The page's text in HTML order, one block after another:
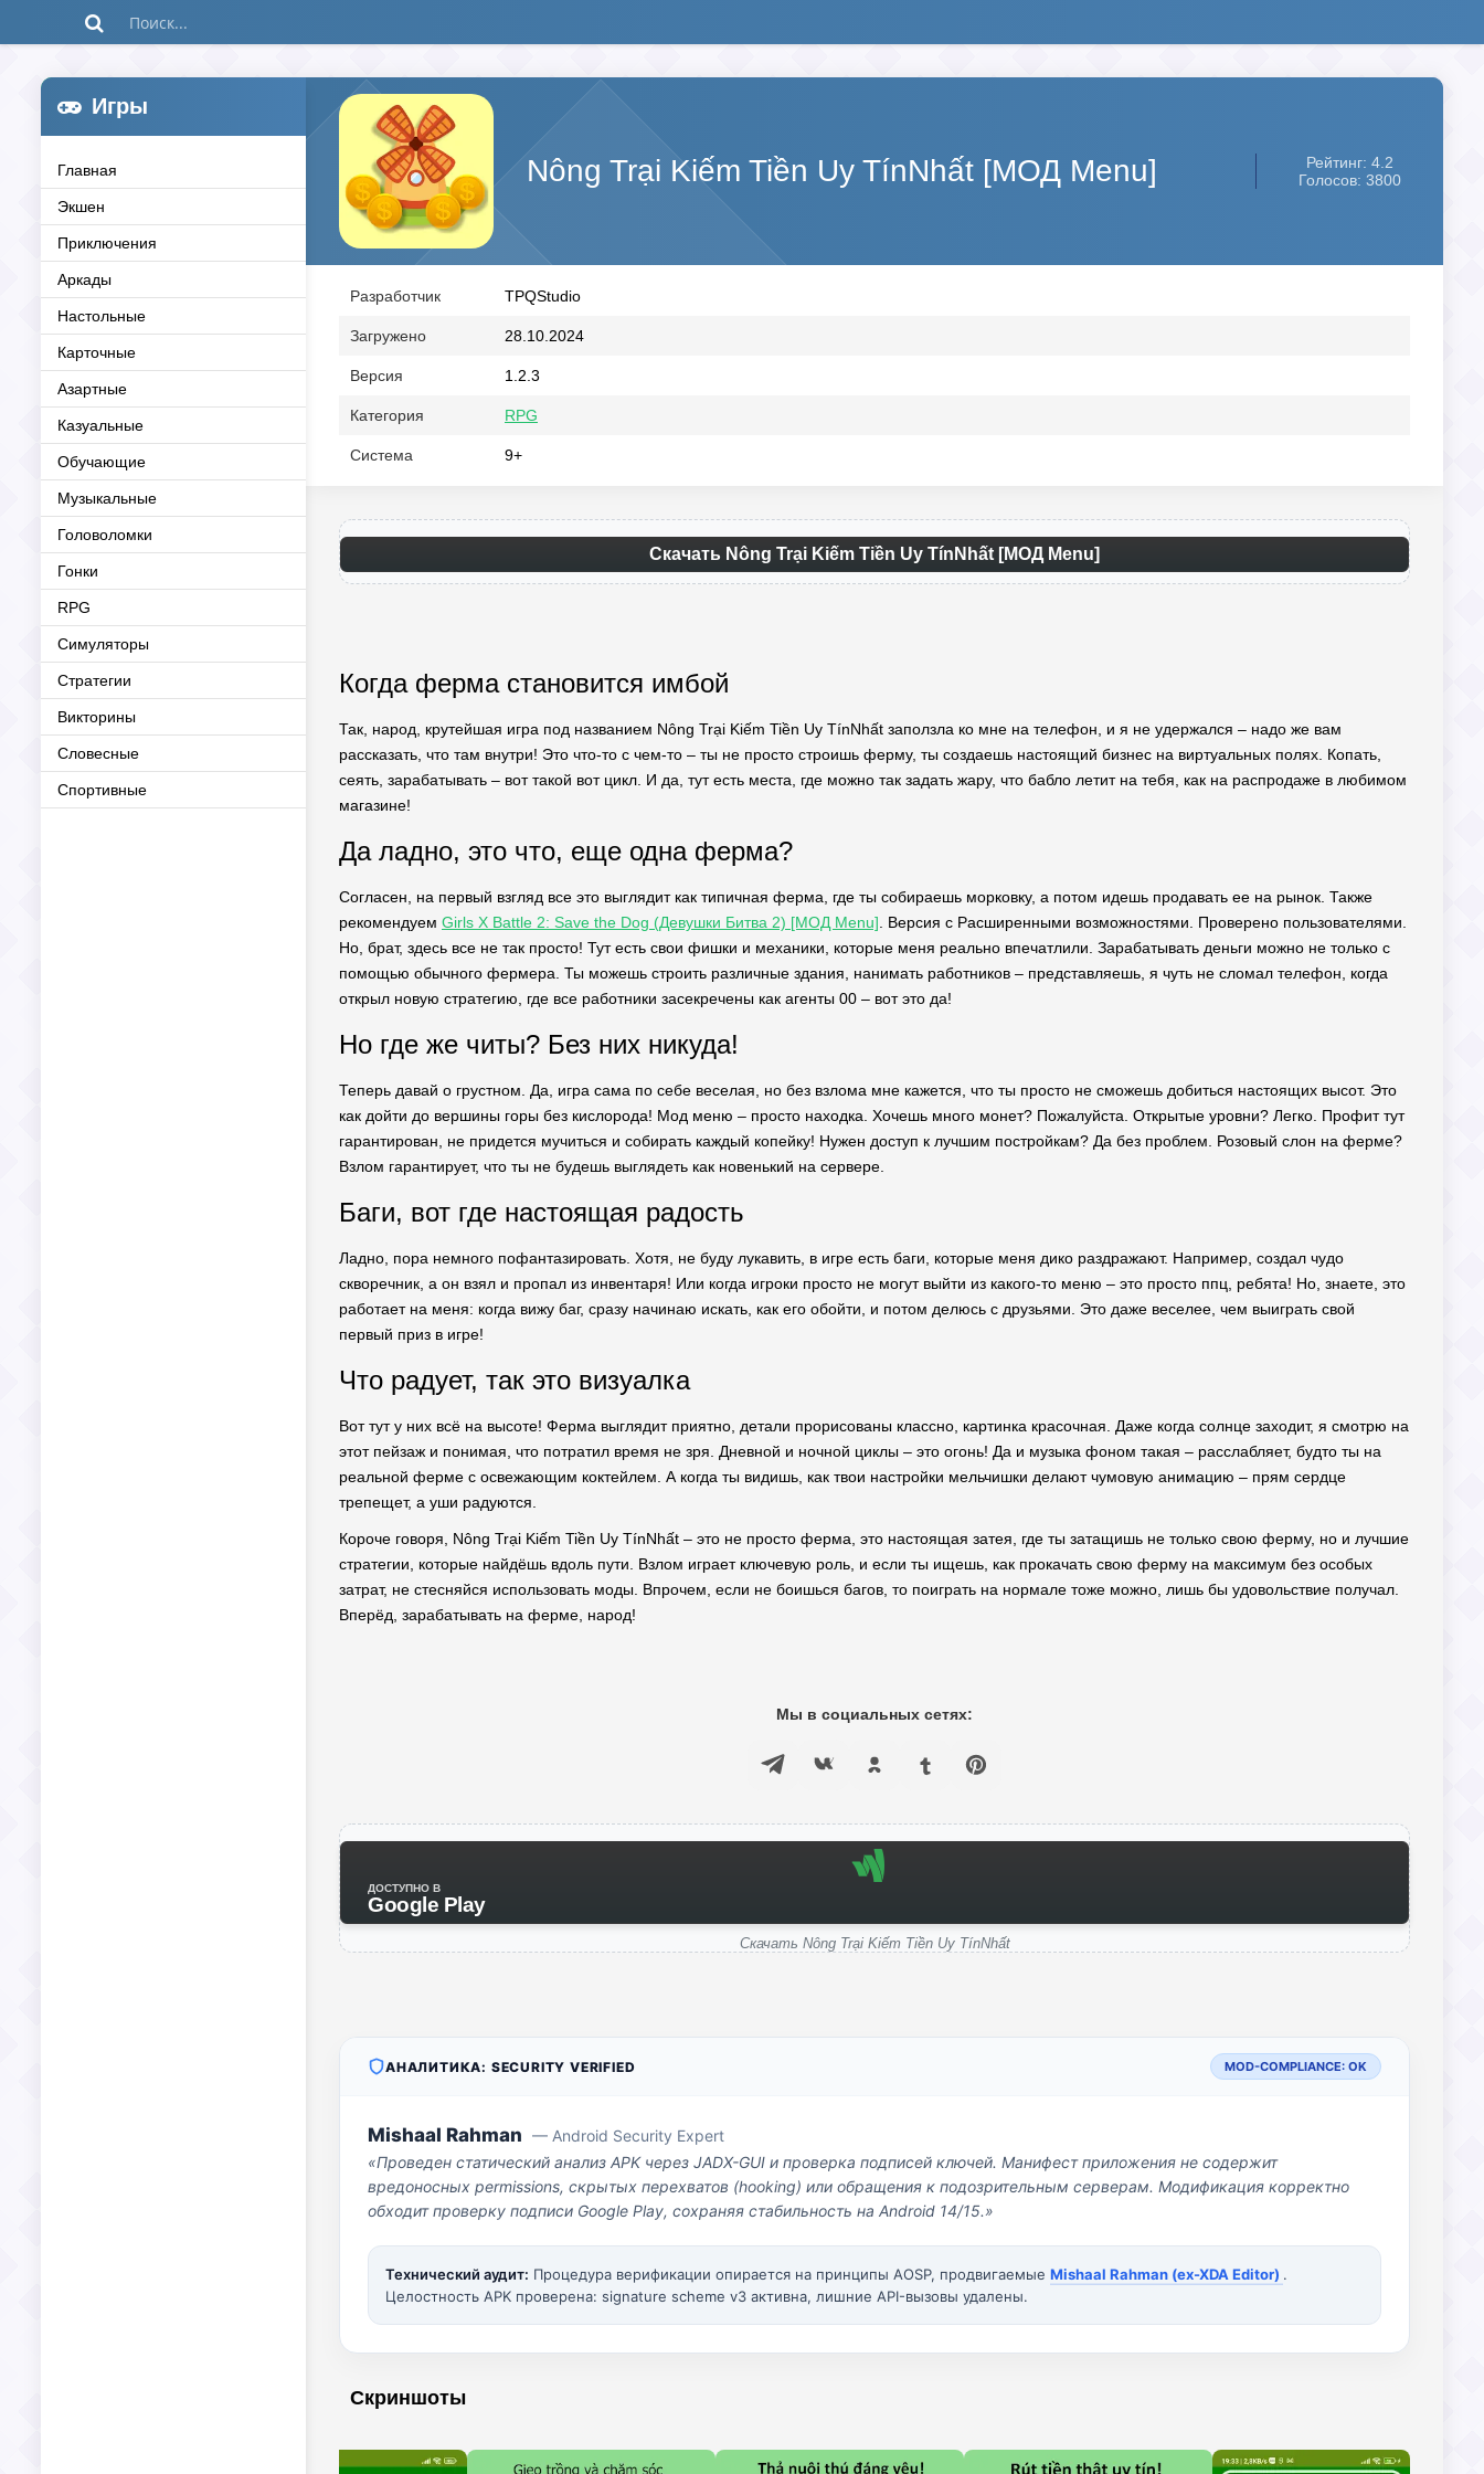
Игры
Главная
Экшен
Приключения
Аркады
Настольные
Карточные
Азартные
Казуальные
Обучающие
Музыкальные
Головоломки
Гонки
RPG
Симуляторы
Стратегии
Викторины
Словесные
Спортивные
Nông Trại Kiếm Tiền Uy TínNhất [МОД Menu]
Рейтинг: 4.2
Голосов: 3800
Разработчик TPQStudio
Загружено 28.10.2024
Версия 1.2.3
Категория RPG
Система 9+
Скачать Nông Trại Kiếm Tiền Uy TínNhất [МОД Menu]
Когда ферма становится имбой
Так, народ, крутейшая игра под названием Nông Trại Kiếm Tiền Uy TínNhất заползла ко мне на телефон, и я не удержался – надо же вам
рассказать, что там внутри! Это что-то с чем-то – ты не просто строишь ферму, ты создаешь настоящий бизнес на виртуальных полях. Копать,
сеять, зарабатывать – вот такой вот цикл. И да, тут есть места, где можно так задать жару, что бабло летит на тебя, как на распродаже в любимом
магазине!
Да ладно, это что, еще одна ферма?
Согласен, на первый взгляд все это выглядит как типичная ферма, где ты собираешь морковку, а потом идешь продавать ее на рынок. Также
рекомендуем Girls X Battle 2: Save the Dog (Девушки Битва 2) [МОД Menu] . Версия с Расширенными возможностями. Проверено пользователями.
Но, брат, здесь все не так просто! Тут есть свои фишки и механики, которые меня реально впечатлили. Зарабатывать деньги можно не только с
помощью обычного фермера. Ты можешь строить различные здания, нанимать работников – представляешь, я чуть не сломал телефон, когда
открыл новую стратегию, где все работники засекречены как агенты 00 – вот это да!
Но где же читы? Без них никуда!
Теперь давай о грустном. Да, игра сама по себе веселая, но без взлома мне кажется, что ты просто не сможешь добиться настоящих высот. Это
как дойти до вершины горы без кислорода! Мод меню – просто находка. Хочешь много монет? Пожалуйста. Открытые уровни? Легко. Профит тут
гарантирован, не придется мучиться и собирать каждый копейку! Нужен доступ к лучшим постройкам? Да без проблем. Розовый слон на ферме?
Взлом гарантирует, что ты не будешь выглядеть как новенький на сервере.
Баги, вот где настоящая радость
Ладно, пора немного пофантазировать. Хотя, не буду лукавить, в игре есть баги, которые меня дико раздражают. Например, создал чудо
скворечник, а он взял и пропал из инвентаря! Или когда игроки просто не могут выйти из какого-то меню – это просто ппц, ребята! Но, знаете, это
работает на меня: когда вижу баг, сразу начинаю искать, как его обойти, и потом делюсь с друзьями. Это даже веселее, чем выиграть свой
первый приз в игре!
Что радует, так это визуалка
Вот тут у них всё на высоте! Ферма выглядит приятно, детали прорисованы классно, картинка красочная. Даже когда солнце заходит, я смотрю на
этот пейзаж и понимая, что потратил время не зря. Дневной и ночной циклы – это огонь! Да и музыка фоном такая – расслабляет, будто ты на
реальной ферме с освежающим коктейлем. А когда ты видишь, как твои настройки мельчишки делают чумовую анимацию – прям сердце
трепещет, а уши радуются.
Короче говоря, Nông Trại Kiếm Tiền Uy TínNhất – это не просто ферма, это настоящая затея, где ты затащишь не только свою ферму, но и лучшие
стратегии, которые найдёшь вдоль пути. Взлом играет ключевую роль, и если ты ищешь, как прокачать свою ферму на максимум без особых
затрат, не стесняйся использовать моды. Впрочем, если не боишься багов, то поиграть на нормале тоже можно, лишь бы удовольствие получал.
Вперёд, зарабатывать на ферме, народ!
Мы в социальных сетях:
ДОСТУПНО В
Google Play
Скачать Nông Trại Kiếm Tiền Uy TínNhất
АНАЛИТИКА: SECURITY VERIFIED MOD-COMPLIANCE: OK
Mishaal Rahman — Android Security Expert
«Проведен статический анализ APK через JADX-GUI и проверка подписей ключей. Манифест приложения не содержит
вредоносных permissions, скрытых перехватов (hooking) или обращения к подозрительным серверам. Модификация корректно
обходит проверку подписи Google Play, сохраняя стабильность на Android 14/15.»
Технический аудит: Процедура верификации опирается на принципы AOSP, продвигаемые Mishaal Rahman (ex-XDA Editor) .
Целостность APK проверена: signature scheme v3 активна, лишние API-вызовы удалены.
Скриншоты